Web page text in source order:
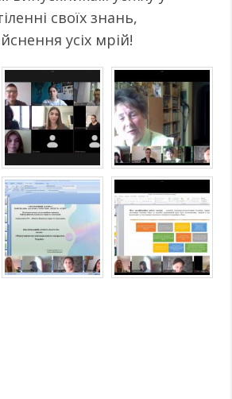
своїх знань,
усіх мрій!